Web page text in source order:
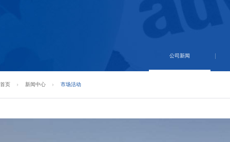
公司新闻
首页 新闻中心 市场活动